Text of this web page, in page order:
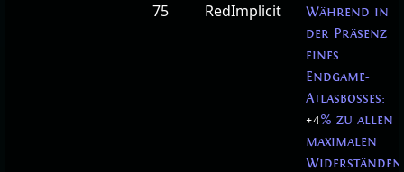
75 RedImplicit
Während in
der Präsenz
eines
Endgame-
Atlasbosses:
+4% zu allen
maximalen
Widerständen